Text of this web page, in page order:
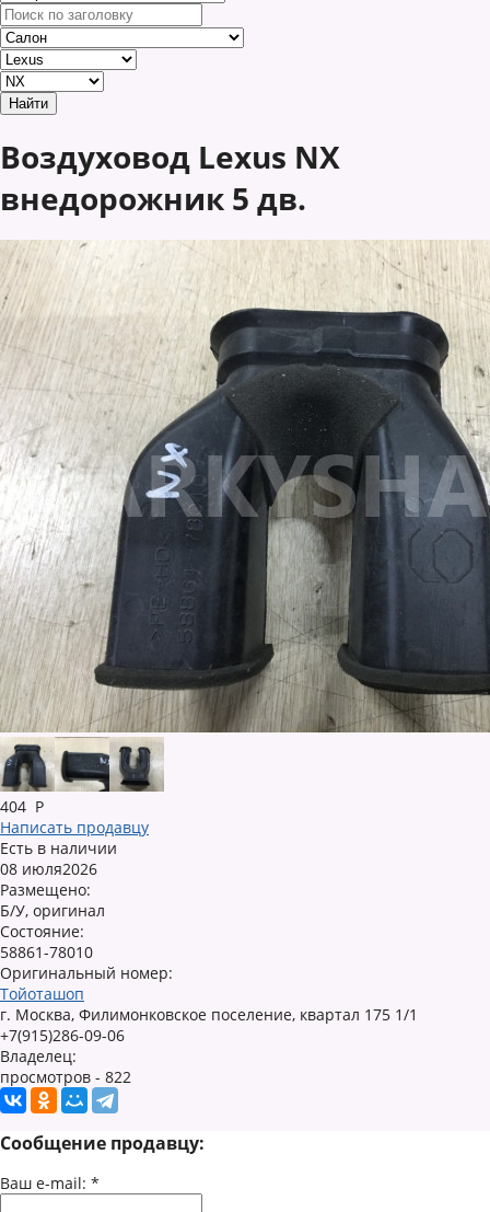
Воздуховод Lexus NX
внедорожник 5 дв.
404 Р
Написать продавцу
Есть в наличии
08 июля2026
Размещено:
Б/У, оригинал
Состояние:
58861-78010
Оригинальный номер:
Тойоташоп
г. Москва, Филимонковское поселение, квартал 175 1/1
+7(915)286-09-06
Владелец:
просмотров - 822
Сообщение продавцу:
Ваш e-mail: *